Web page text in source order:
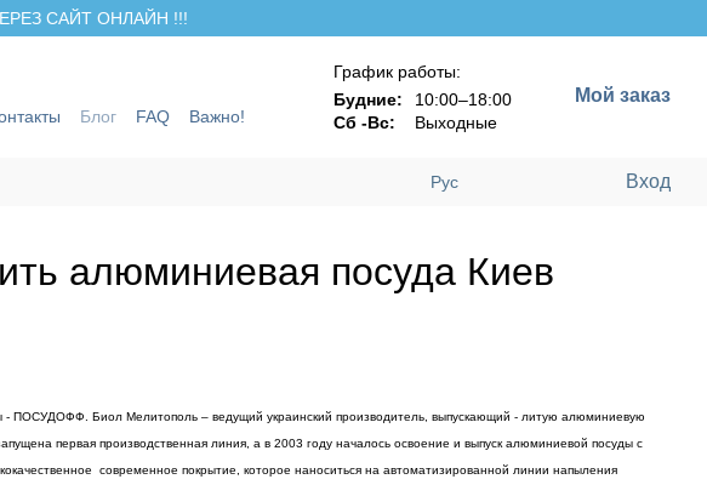
САЙТ ОНЛАЙН !!!
Блог FAQ Важно!
График работы:
Будние:
10:00–18:00
Сб -Вс:
Выходные
Мой заказ
Рус Вход
алюминиевая посуда Киев
Биол Мелитополь – ведущий украинский производитель, выпускающий - литую алюминиевую
первая производственная линия, а в 2003 году началось освоение и выпуск алюминиевой посуды с
современное покрытие, которое наноситься на автоматизированной линии напыления